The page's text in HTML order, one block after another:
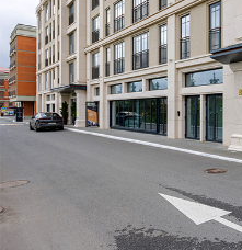
Нидерландах. Причем
двумя отелями —
и четырехзвездочным
территории бывшей
рядом с ними в
Topaz Residences —
задумывался как
«Полистройкапитал»